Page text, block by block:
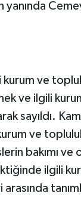
yanında
kurum ve
ve ilgili
sayıldı.
ve
bakımı ve
ilgili